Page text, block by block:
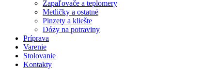
Zapaľovače a teplomery
Metličky a ostatné
Pinzety a kliešte
Dózy na potraviny
Príprava
Varenie
Stolovanie
Kontakty